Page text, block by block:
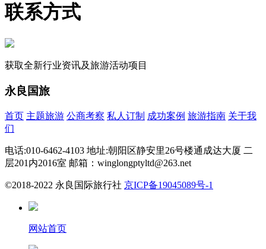
联系方式
获取全新行业资讯及旅游活动项目
永良国旅
首页 主题旅游 公商考察 私人订制 成功案例 旅游指南 关于我
们
电话:010-6462-4103 地址:朝阳区静安里26号楼通成达大厦 二
层201内2016室 邮箱：winglongptyltd@263.net
©2018-2022 永良国际旅行社 京ICP备19045089号-1
网站首页